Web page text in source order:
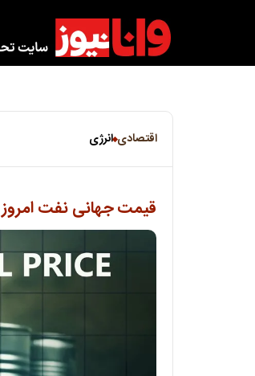
اقتصادی انرژی
قیمت جهانی نفت امروز ۱۴۰۵/۴/۱ |برنت ۷۸ دلار و ۹۲ سنت شد